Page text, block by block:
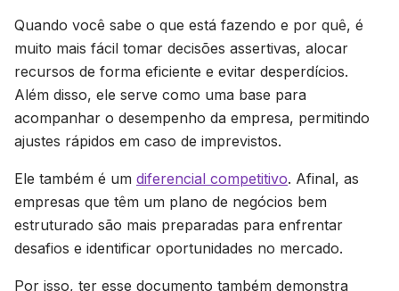
Quando você sabe o que está fazendo e por quê, é
muito mais fácil tomar decisões assertivas, alocar
recursos de forma eficiente e evitar desperdícios.
Além disso, ele serve como uma base para
acompanhar o desempenho da empresa, permitindo
ajustes rápidos em caso de imprevistos.
Ele também é um diferencial competitivo. Afinal, as
empresas que têm um plano de negócios bem
estruturado são mais preparadas para enfrentar
desafios e identificar oportunidades no mercado.
Por isso, ter esse documento também demonstra